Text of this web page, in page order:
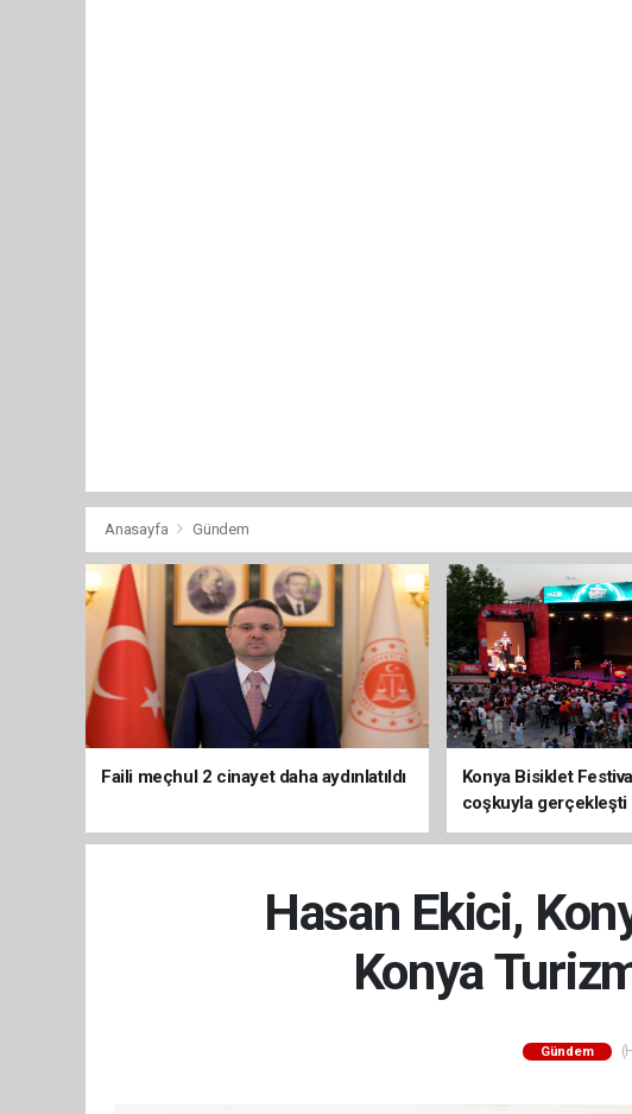
Anasayfa Gündem
Faili meçhul 2 cinayet daha aydınlatıldı
Konya Bisiklet
coşkuyla gerçekleşti
Hasan Ekici,
Konya
Gündem